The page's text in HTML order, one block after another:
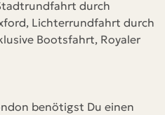
durch
Lichterrundfahrt durch
Bootsfahrt, Royaler
benötigst Du einen